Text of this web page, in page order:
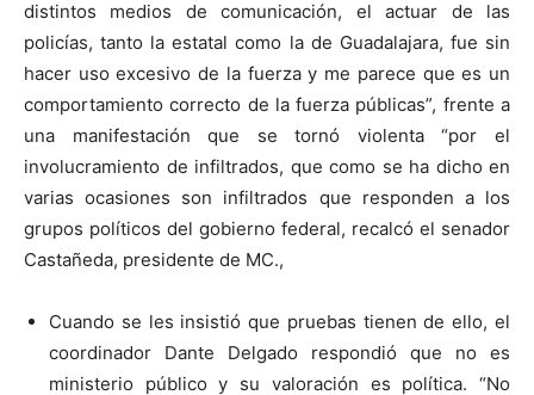
distintos medios de comunicación, el actuar de las
policías, tanto la estatal como la de Guadalajara, fue sin
hacer uso excesivo de la fuerza y me parece que es un
comportamiento correcto de la fuerza públicas”, frente a
una manifestación que se tornó violenta “por el
involucramiento de infiltrados, que como se ha dicho en
varias ocasiones son infiltrados que responden a los
grupos políticos del gobierno federal, recalcó el senador
Castañeda, presidente de MC.,
Cuando se les insistió que pruebas tienen de ello, el
coordinador Dante Delgado respondió que no es
ministerio público y su valoración es política. “No